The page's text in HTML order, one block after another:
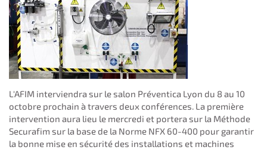
L'AFIM interviendra sur le salon Préventica Lyon du 8 au 10
octobre prochain à travers deux conférences. La première
intervention aura lieu le mercredi et portera sur la Méthode
Securafim sur la base de la Norme NFX 60-400 pour garantir
la bonne mise en sécurité des installations et machines